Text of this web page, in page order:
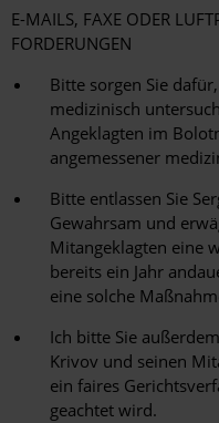
E-MAILS, FAXE ODER
FORDERUNGEN
Bitte sorgen Sie
medizinisch
Angeklagten im
angemessener
Bitte entlassen Sie
Gewahrsam und
Mitangeklagten eine
bereits ein Jahr
eine solche
Ich bitte Sie
Krivov und seinen
ein faires
geachtet wird.